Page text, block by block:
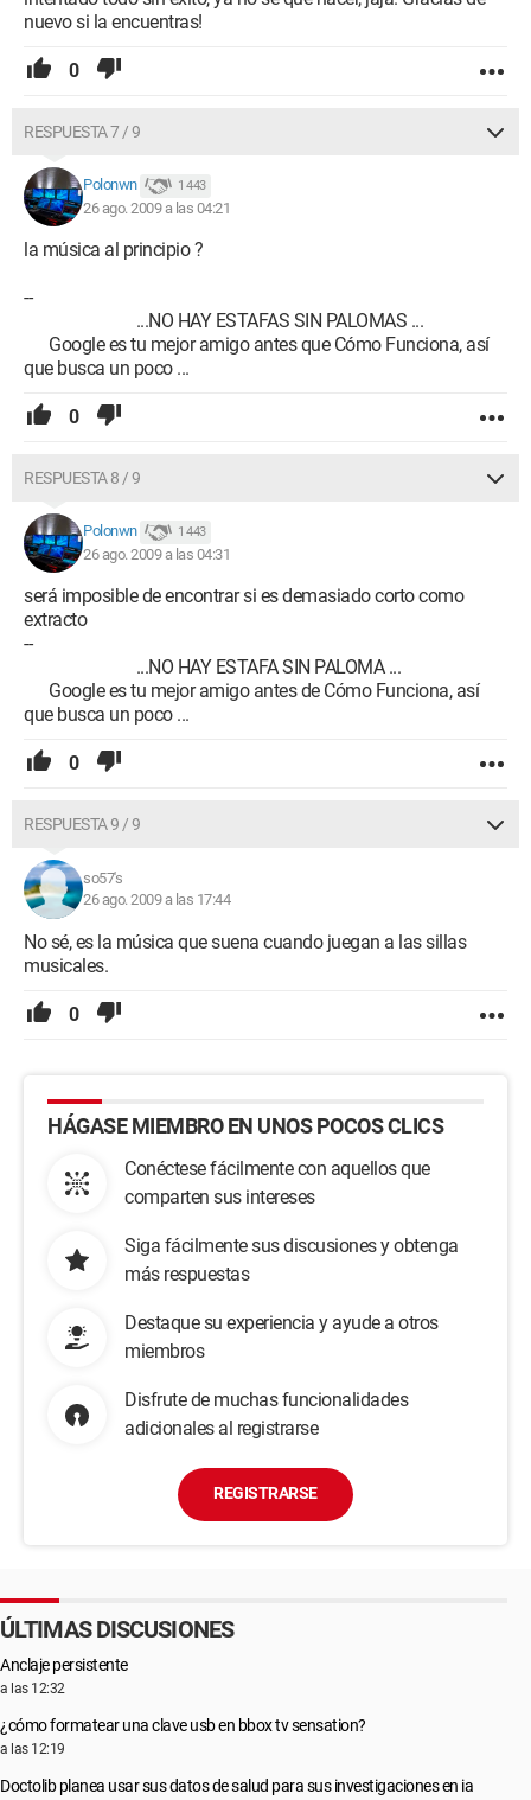
nuevo si la encuentras!
0
RESPUESTA 7 / 9
Polonwn 1 443
26 ago. 2009 a las 04:21
la música al principio ?
--
...NO HAY ESTAFAS SIN PALOMAS ...
Google es tu mejor amigo antes que Cómo Funciona, así
que busca un poco ...
0
RESPUESTA 8 / 9
Polonwn 1 443
26 ago. 2009 a las 04:31
será imposible de encontrar si es demasiado corto como
extracto
--
...NO HAY ESTAFA SIN PALOMA ...
Google es tu mejor amigo antes de Cómo Funciona, así
que busca un poco ...
0
RESPUESTA 9 / 9
so57's
26 ago. 2009 a las 17:44
No sé, es la música que suena cuando juegan a las sillas
musicales.
0
HÁGASE MIEMBRO EN UNOS POCOS CLICS
Conéctese fácilmente con aquellos que
comparten sus intereses
Siga fácilmente sus discusiones y obtenga
más respuestas
Destaque su experiencia y ayude a otros
miembros
Disfrute de muchas funcionalidades
adicionales al registrarse
REGISTRARSE
ÚLTIMAS DISCUSIONES
Anclaje persistente
a las 12:32
¿cómo formatear una clave usb en bbox tv sensation?
a las 12:19
Doctolib planea usar sus datos de salud para sus investigaciones en ia